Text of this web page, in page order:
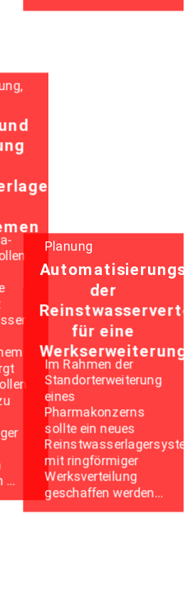
…
Planung
der
für eine
Werkserweiterung
Im Rahmen der
Standorterweiterung
eines
Pharmakonzerns
sollte ein neues
mit ringförmiger
Werksverteilung
geschaffen werden…